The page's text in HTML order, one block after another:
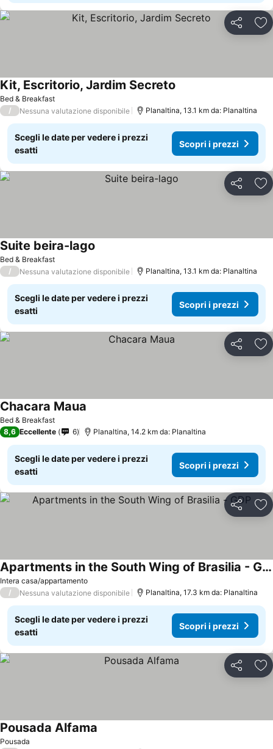
Condividi
Bed & Breakfast
Kit, Escritorio, Jardim Secreto
/ Nessuna valutazione disponibile Planaltina, 13.1 km da: Planaltina
Scegli le date per vedere i prezzi
esatti
Scopri i prezzi
Condividi
Bed & Breakfast
Suite beira-lago
/ Nessuna valutazione disponibile Planaltina, 13.1 km da: Planaltina
Scegli le date per vedere i prezzi
esatti
Scopri i prezzi
Condividi
Bed & Breakfast
Chacara Maua
8,6 Eccellente 6 Planaltina, 14.2 km da: Planaltina
Scegli le date per vedere i prezzi
esatti
Scopri i prezzi
Condividi
Intera casa/appartamento
Apartments in the South Wing of Brasilia - GDP
Scopri i prezzi
/ Nessuna valutazione disponibile Planaltina, 17.3 km da: Planaltina
Scegli le date per vedere i prezzi
esatti
Scopri i prezzi
Condividi
Pousada
Pousada Alfama